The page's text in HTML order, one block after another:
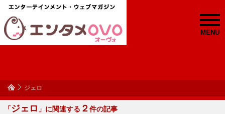
MENU
ジェロ
「ジェロ 」に関連する ２件の記事